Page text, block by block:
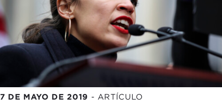
7 DE MAYO DE 2019 - ARTÍCULO